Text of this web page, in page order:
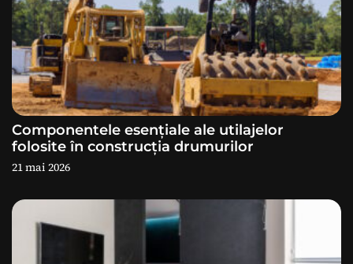
t
i
c
o
l
e
Componentele esențiale ale utilajelor
folosite în construcția drumurilor
21 mai 2026